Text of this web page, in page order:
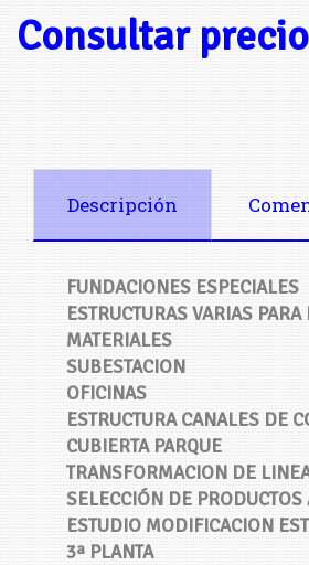
Consultar precio
Descripción
FUNDACIONES ESPECIALES
ESTRUCTURAS VARIAS PARA
MATERIALES
SUBESTACION
OFICINAS
ESTRUCTURA CANALES DE
CUBIERTA PARQUE
TRANSFORMACION DE
SELECCIÓN DE PRODUCTOS
ESTUDIO MODIFICACION
3ª PLANTA